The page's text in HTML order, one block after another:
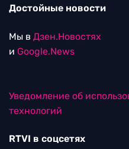
Достойные новости
Мы в Дзен.Новостях
и Google.News
Уведомление об
технологий
RTVI в соцсетях